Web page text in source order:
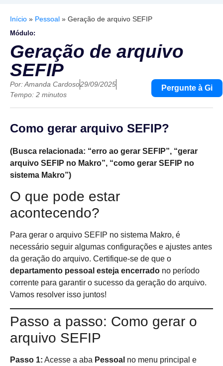
Início » Pessoal » Geração de arquivo SEFIP
Módulo:
Geração de arquivo
SEFIP
Por:Amanda Cardoso29/09/2025
Tempo: 2 minutos
Pergunte à Gi
Como gerar arquivo SEFIP?
(Busca relacionada: “erro ao gerar SEFIP”, “gerar
arquivo SEFIP no Makro”, “como gerar SEFIP no
sistema Makro”)
O que pode estar
acontecendo?
Para gerar o arquivo SEFIP no sistema Makro, é
necessário seguir algumas configurações e ajustes antes
da geração do arquivo. Certifique-se de que o
departamento pessoal esteja encerrado no período
corrente para garantir o sucesso da geração do arquivo.
Vamos resolver isso juntos!
Passo a passo: Como gerar o
arquivo SEFIP
Passo 1: Acesse a aba Pessoal no menu principal e